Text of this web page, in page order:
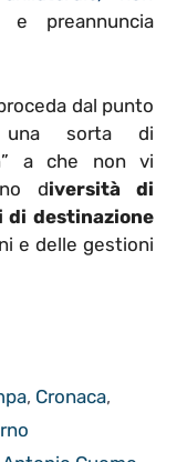
preannuncia
dal punto
sorta di
” a che non vi
diversità di
di destinazione
e delle gestioni
, Cronaca,